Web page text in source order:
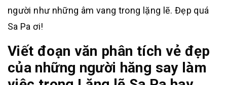
người như những âm vang trong lặng lẽ. Đẹp quá
Sa Pa ơi!
Viết đoạn văn phân tích vẻ đẹp
của những người hăng say làm